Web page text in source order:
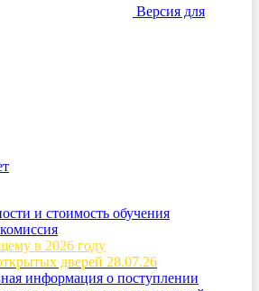
Версия для
и стоимость обучения
в 2026 году
дверей 28.07.26
информация о поступлении